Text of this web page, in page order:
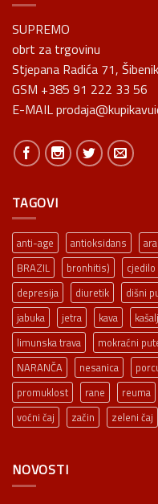
SUPREMO
obrt za trgovinu
Stjepana Radića 71, Šibenik
GSM +385 91 222 33 56
E-MAIL
TAGOVI
anti-age antioksidans
BRAZIL
bronhitis) cjedilo
depresija
diuretik dišni
jabuka
jetra kava kašalj
limunska trava
mokraćni
NARANČA
nesanica
promuklost
rane reuma
voćni čaj
začin zeleni čaj
NOVOSTI